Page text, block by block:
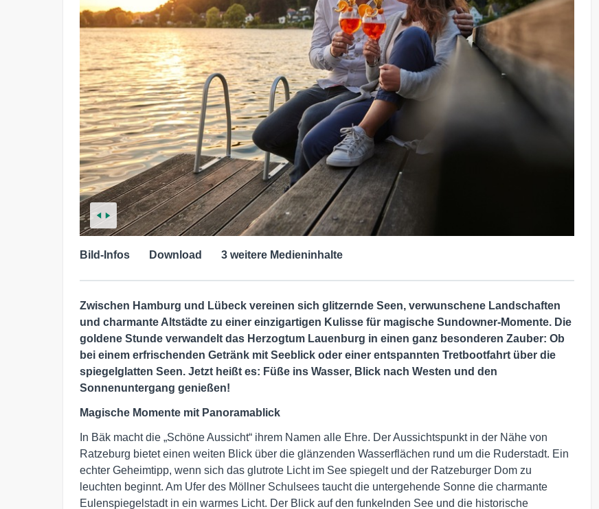
Bild-Infos Download 3 weitere Medieninhalte
Zwischen Hamburg und Lübeck vereinen sich glitzernde Seen, verwunschene Landschaften
und charmante Altstädte zu einer einzigartigen Kulisse für magische Sundowner-Momente. Die
goldene Stunde verwandelt das Herzogtum Lauenburg in einen ganz besonderen Zauber: Ob
bei einem erfrischenden Getränk mit Seeblick oder einer entspannten Tretbootfahrt über die
spiegelglatten Seen. Jetzt heißt es: Füße ins Wasser, Blick nach Westen und den
Sonnenuntergang genießen!
Magische Momente mit Panoramablick
In Bäk macht die „Schöne Aussicht“ ihrem Namen alle Ehre. Der Aussichtspunkt in der Nähe von
Ratzeburg bietet einen weiten Blick über die glänzenden Wasserflächen rund um die Ruderstadt. Ein
echter Geheimtipp, wenn sich das glutrote Licht im See spiegelt und der Ratzeburger Dom zu
leuchten beginnt. Am Ufer des Möllner Schulsees taucht die untergehende Sonne die charmante
Eulenspiegelstadt in ein warmes Licht. Der Blick auf den funkelnden See und die historische